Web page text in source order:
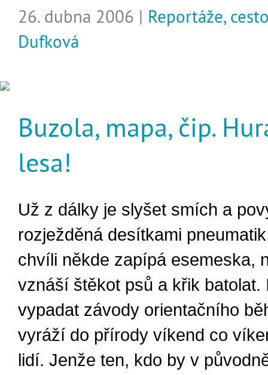
26. dubna 2006 | Reportáže,
Dufková
Buzola, mapa, čip.
lesa!
Už z dálky je slyšet smích a
rozježděná desítkami
chvíli někde zapípá esemeska,
vznáší štěkot psů a křik batolat.
vypadat závody orientačního
vyráží do přírody víkend co
lidí. Jenže ten, kdo by v